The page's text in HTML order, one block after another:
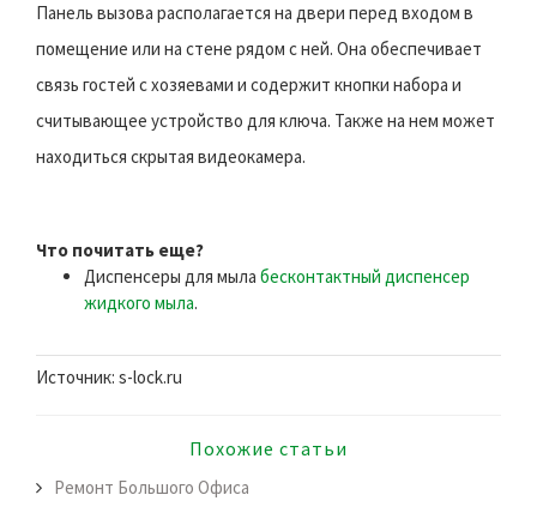
Панель вызова располагается на двери перед входом в
помещение или на стене рядом с ней. Она обеспечивает
связь гостей с хозяевами и содержит кнопки набора и
считывающее устройство для ключа. Также на нем может
находиться скрытая видеокамера.
Что почитать еще?
Диспенсеры для мыла бесконтактный диспенсер
жидкого мыла.
Источник: s-lock.ru
Похожие статьи
Ремонт Большого Офиса